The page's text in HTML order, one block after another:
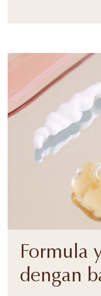
Formula
dengan